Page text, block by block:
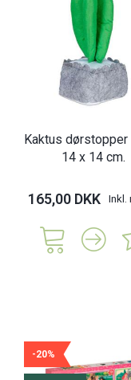
Kaktus dørstopper
14 x 14 cm.
165,00 DKK Inkl.
-20%